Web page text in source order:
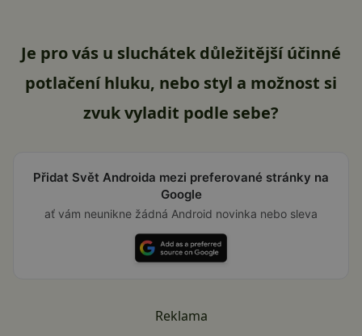
Je pro vás u sluchátek důležitější účinné
potlačení hluku, nebo styl a možnost si
zvuk vyladit podle sebe?
Přidat Svět Androida mezi preferované stránky na
Google
ať vám neunikne žádná Android novinka nebo sleva
Reklama